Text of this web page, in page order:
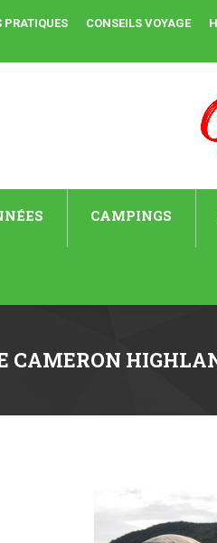
PRATIQUES CONSEILS VOYAGE
CAMPINGS
CAMERON